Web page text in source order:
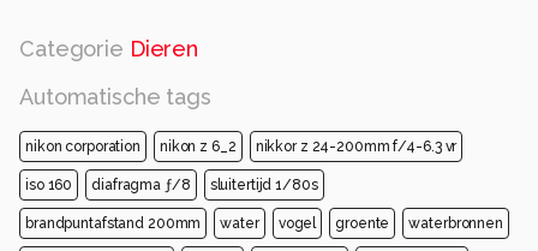
Categorie Dieren
Automatische tags
nikon corporation nikon z 6_2 nikkor z 24-200mm f/4-6.3 vr
iso 160 diafragma ƒ/8 sluitertijd 1/80s
brandpuntafstand 200mm water vogel groente waterbronnen